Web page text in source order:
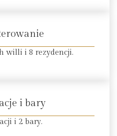
willi i 8 rezydencji.
i bary
i 2 bary.